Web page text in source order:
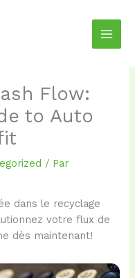
Flow:
to Auto
/ Par
dans le recyclage
votre flux de
dès maintenant!